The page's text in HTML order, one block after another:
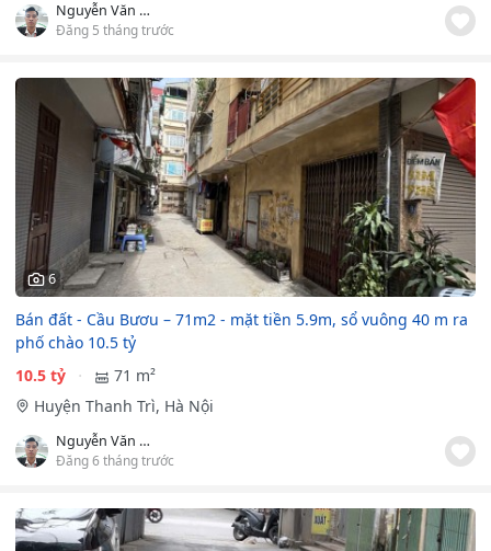
Nguyễn Văn Đạo
Đăng 5 tháng trước
6
Bán đất - Cầu Bươu – 71m2 - mặt tiền 5.9m, sổ vuông 40 m ra
phố chào 10.5 tỷ
10.5 tỷ
71 m²
Huyện Thanh Trì, Hà Nội
Nguyễn Văn Đạo
Đăng 6 tháng trước